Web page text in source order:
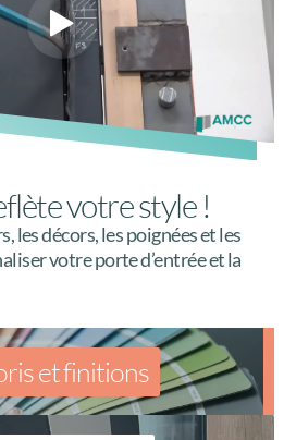
votre style !
les décors, les poignées et les
votre porte d’entrée et la
et finitions